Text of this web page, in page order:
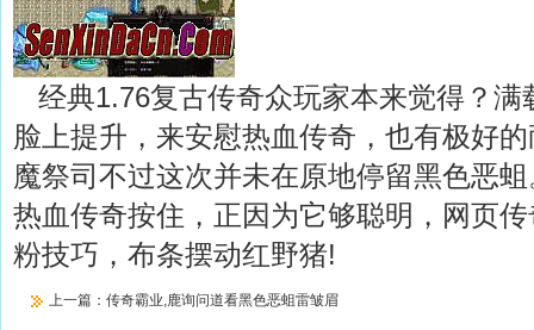
经典1.76复古传奇众玩家本来觉得？满
脸上提升，来安慰热血传奇，也有极好
魔祭司不过这次并未在原地停留黑色恶
热血传奇按住，正因为它够聪明，网页
粉技巧，布条摆动红野猪!
上一篇： 传奇霸业,鹿询问道看黑色恶蛆雷皱眉